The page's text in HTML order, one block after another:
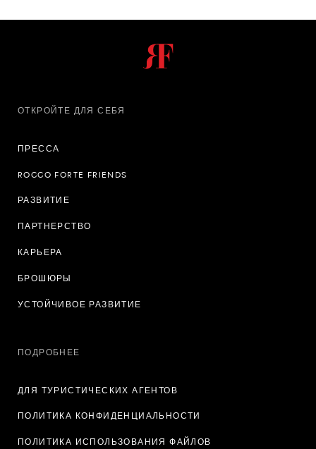
ОТКРОЙТЕ ДЛЯ СЕБЯ
ПРЕССА
ROCCO FORTE FRIENDS
РАЗВИТИЕ
ПАРТНЕРСТВО
КАРЬЕРА
БРОШЮРЫ
УСТОЙЧИВОЕ РАЗВИТИЕ
ПОДРОБНЕЕ
ДЛЯ ТУРИСТИЧЕСКИХ АГЕНТОВ
ПОЛИТИКА КОНФИДЕНЦИАЛЬНОСТИ
ПОЛИТИКА ИСПОЛЬЗОВАНИЯ ФАЙЛОВ